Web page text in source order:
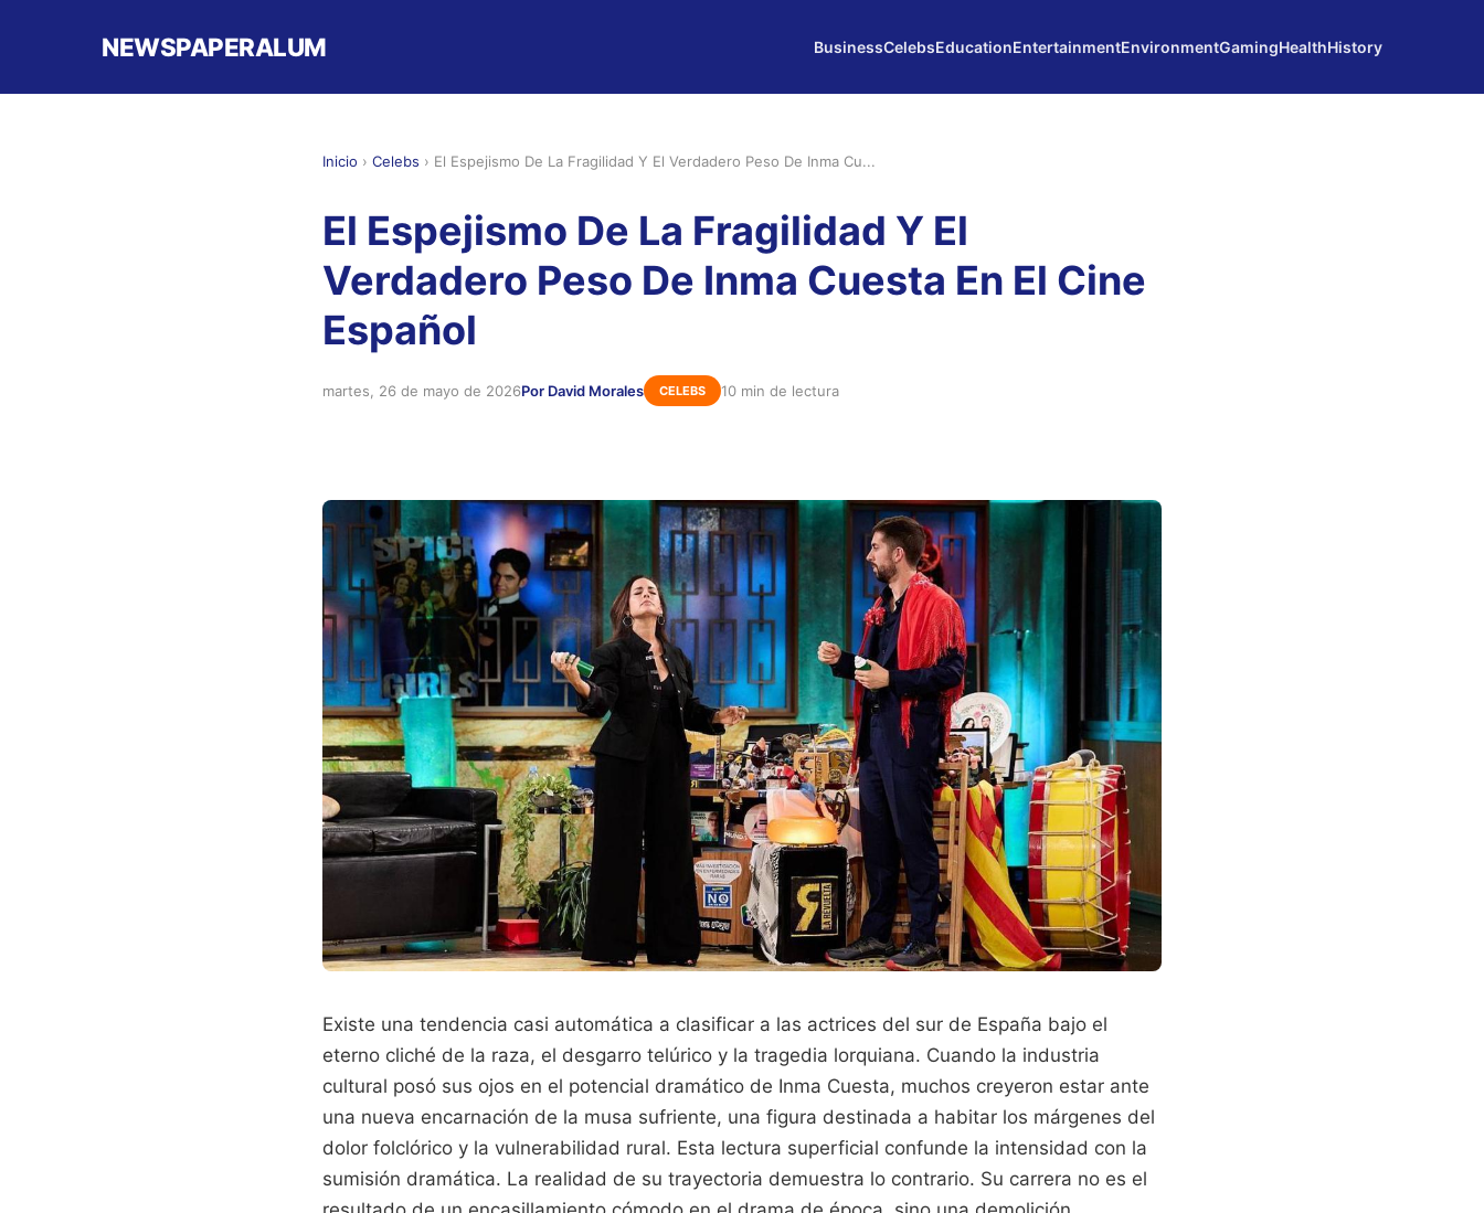
NEWSPAPERALUM BusinessCelebsEducationEntertainmentEnvironmentGamingHealthHistory
Inicio › Celebs › El Espejismo De La Fragilidad Y El Verdadero Peso De Inma Cu...
El Espejismo De La Fragilidad Y El
Verdadero Peso De Inma Cuesta En El Cine
Español
martes, 26 de mayo de 2026Por David Morales CELEBS 10 min de lectura
Existe una tendencia casi automática a clasificar a las actrices del sur de España bajo el
eterno cliché de la raza, el desgarro telúrico y la tragedia lorquiana. Cuando la industria
cultural posó sus ojos en el potencial dramático de Inma Cuesta, muchos creyeron estar ante
una nueva encarnación de la musa sufriente, una figura destinada a habitar los márgenes del
dolor folclórico y la vulnerabilidad rural. Esta lectura superficial confunde la intensidad con la
sumisión dramática. La realidad de su trayectoria demuestra lo contrario. Su carrera no es el